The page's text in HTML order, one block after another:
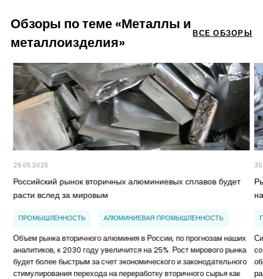
Обзоры по теме «Металлы и
металлоизделия»
ВСЕ ОБЗОРЫ
29.05.2025
Российский рынок вторичных алюминиевых сплавов будет
расти вслед за мировым
ПРОМЫШЛЕННОСТЬ АЛЮМИНИЕВАЯ ПРОМЫШЛЕННОСТЬ
Объем рынка вторичного алюминия в России, по прогнозам наших
аналитиков, к 2030 году увеличится на 25%. Рост мирового рынка
будет более быстрым за счет экономического и законодательного
стимулирования перехода на переработку вторичного сырья как